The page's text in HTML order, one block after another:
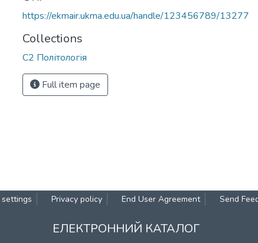
https://ekmair.ukma.edu.ua/handle/123456789/13277
Collections
С2 Політологія
Full item page
settings Privacy policy End User Agreement Send
ЕЛЕКТРОННИЙ КАТАЛОГ